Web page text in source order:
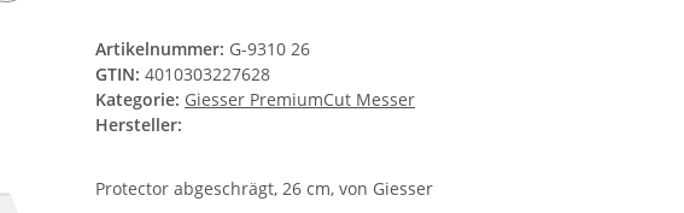
Artikelnummer: G-9310 26
GTIN: 4010303227628
Kategorie: Giesser PremiumCut Messer
Hersteller:
Protector abgeschrägt, 26 cm, von Giesser